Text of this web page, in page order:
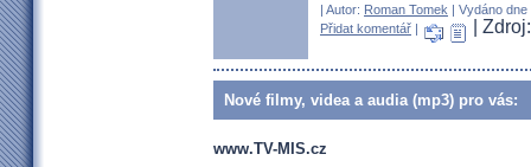
| Autor: Roman Tomek | Vydáno
Přidat komentář | |
Nové filmy, videa a audia (mp3) pro vás:
www.TV-MIS.cz